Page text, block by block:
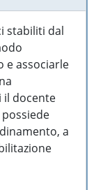
stabiliti dal
e associarle
il docente
a